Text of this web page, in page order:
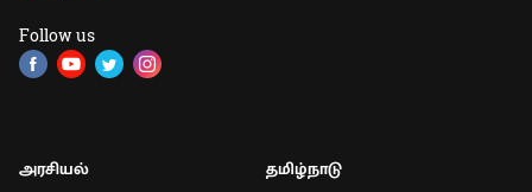
Follow us
அரசியல்
தமிழ்நாடு